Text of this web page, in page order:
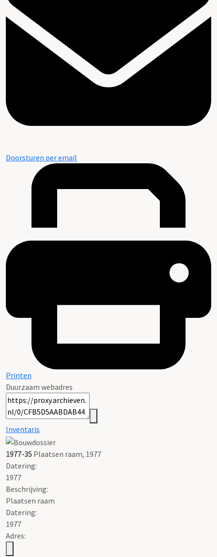
Doorsturen per email
Printen
Duurzaam webadres
Inventaris
1977-35 Plaatsen raam, 1977
Datering:
1977
Beschrijving:
Plaatsen raam
Datering:
1977
Adres: